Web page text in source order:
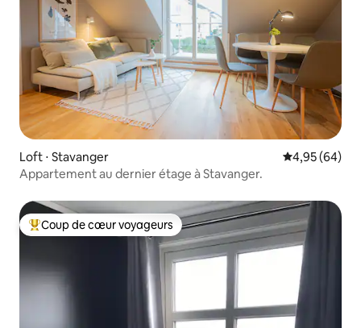
Loft ⋅ Stavanger Évaluation
4,95 (64)
Appartement au dernier étage à Stavanger.
Coups de cœur voyageurs les plus appréciés
Coup de cœur voyageurs